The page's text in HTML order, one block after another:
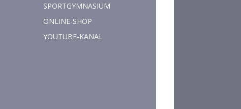
SPORTGYMNASIUM
ONLINE-SHOP
YOUTUBE-KANAL